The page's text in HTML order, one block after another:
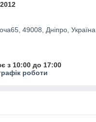
49008, Дніпро, Україна
з 10:00 до 17:00
роботи